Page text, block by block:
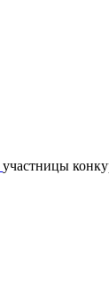
участницы